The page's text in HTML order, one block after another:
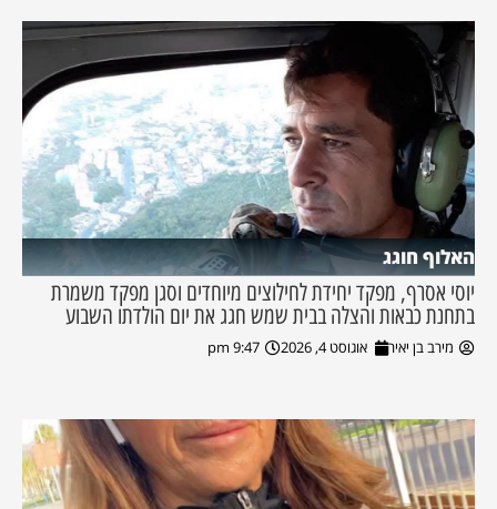
האלוף חוגג
יוסי אסרף, מפקד יחידת לחילוצים מיוחדים וסגן מפקד משמרת
בתחנת כבאות והצלה בבית שמש חגג את יום הולדתו השבוע
מירב בן יאיר אוגוסט 4, 2026 9:47 pm